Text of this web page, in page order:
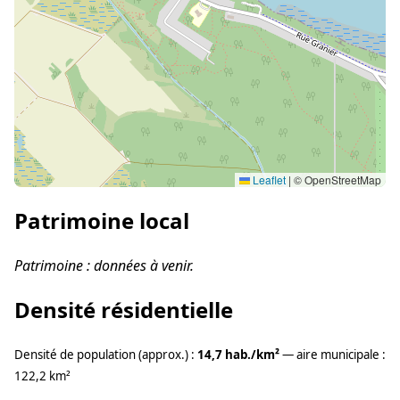
Leaflet | © OpenStreetMap
Patrimoine local
Patrimoine : données à venir.
Densité résidentielle
Densité de population (approx.) : 14,7 hab./km²— aire municipale :
122,2 km²